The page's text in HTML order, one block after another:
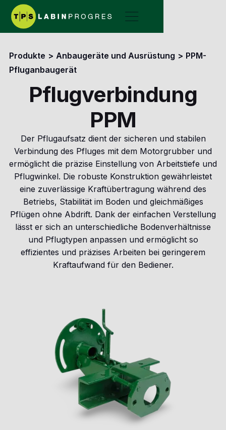
Produkte > Anbaugeräte und Ausrüstung > PPM-
Pfluganbaugerät
Pflugverbindung
PPM
Der Pflugaufsatz dient der sicheren und stabilen
Verbindung des Pfluges mit dem Motorgrubber und
ermöglicht die präzise Einstellung von Arbeitstiefe und
Pflugwinkel. Die robuste Konstruktion gewährleistet
eine zuverlässige Kraftübertragung während des
Betriebs, Stabilität im Boden und gleichmäßiges
Pflügen ohne Abdrift. Dank der einfachen Verstellung
lässt er sich an unterschiedliche Bodenverhältnisse
und Pflugtypen anpassen und ermöglicht so
effizientes und präzises Arbeiten bei geringerem
Kraftaufwand für den Bediener.